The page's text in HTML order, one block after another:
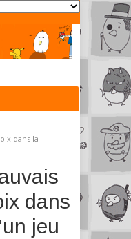
dans la
dans
jeu